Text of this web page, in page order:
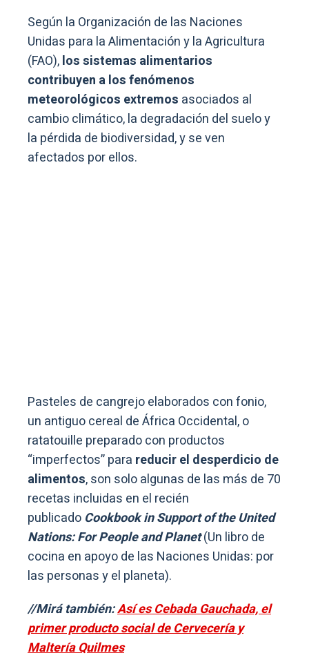
Según la Organización de las Naciones
Unidas para la Alimentación y la Agricultura
(FAO),los sistemas alimentarios
contribuyen a los fenómenos
meteorológicos extremos asociados al
cambio climático, la degradación del suelo y
la pérdida de biodiversidad, y se ven
afectados por ellos.
Pasteles de cangrejo elaborados con fonio,
un antiguo cereal de África Occidental, o
ratatouille preparado con productos
“imperfectos” para reducir el desperdicio de
alimentos, son solo algunas de las más de 70
recetas incluidas en el recién
publicado Cookbook in Support of the United
Nations: For People and Planet(Un libro de
cocina en apoyo de las Naciones Unidas: por
las personas y el planeta).
//Mirá también:Así es Cebada Gauchada, el
primer producto social de Cervecería y
Maltería Quilmes